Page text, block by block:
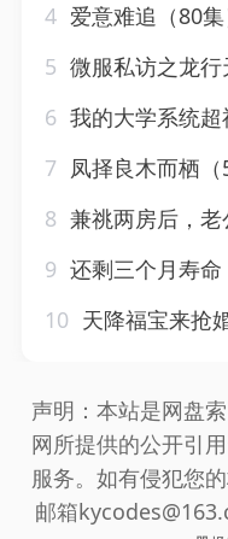
4 爱意难追（80
5 微服私访之龙
6 我的大学系统超神
7 凤择良木而栖
8 兼祧两房后，老公
9 还剩三个月寿命，请
10 天降福宝来抢
声明：本站是网盘
网所提供的公开引
服务。如有侵犯您
邮箱